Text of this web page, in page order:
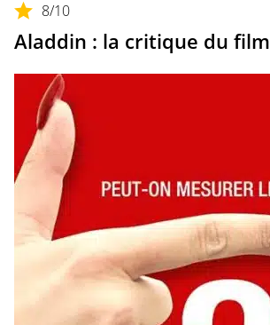
8/10
Aladdin : la critique du film